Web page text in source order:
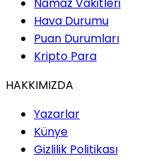
Hava Durumu
Puan Durumları
Kripto Para
HAKKIMIZDA
Yazarlar
Künye
Gizlilik Politikası